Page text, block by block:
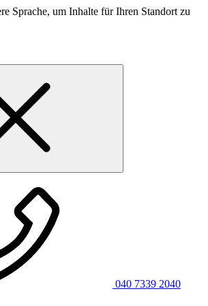
Sprache, um Inhalte für Ihren Standort zu
040 7339 2040